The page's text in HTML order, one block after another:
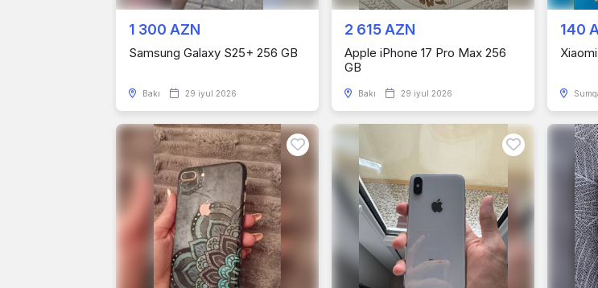
1 300 AZN
Samsung Galaxy S25+ 256 GB
Bakı 29 iyul 2026
2 615 AZN
Apple iPhone 17 Pro Max 256
GB
Bakı 29 iyul 2026
140